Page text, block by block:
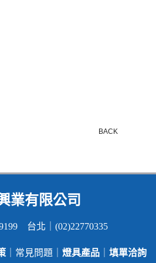
BACK
業有限公司
台北｜(02)22770335
｜常見問題｜ 燈具產品 填單洽詢